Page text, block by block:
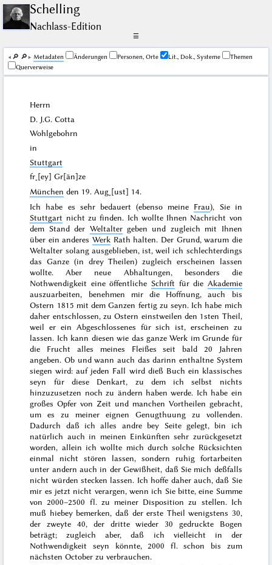
Schelling
Nachlass-Edition
☰
🔎︎ 🔎︎ Me­ta­da­ten Änderungen Personen, Orte Lit., Dok., Systeme
Themen
Querverweise
Herrn
D. J.G.Cotta
Wohlgebohrn
in
Stuttgart
fr˖[ey] Gr[än]ze
München den 19. Aug˖[ust] 14.
Ich habe es sehr bedauert (ebenso meine Frau), Sie in
Stuttgart nicht zu finden. Ich wollte Ihnen Nachricht von
dem Stand der Weltaltergeben und zugleich mit Ihnen
über ein anderesWerk Rath halten. Der Grund, warum die
Weltalter solang ausgeblieben, ist, weil ich schlechterdings
das Ganze (in drey Theilen) zugleich erscheinen lassen
wollte. Aber neue Abhaltungen, besonders die
Nothwendigkeit eine öffentliche Schrift für die Akademie
auszuarbeiten, benehmen mir die Hoffnung, auch bis
Ostern 1815 mit dem Ganzen fertig zu seyn. Ich habe mich
daher entschlossen, zu Ostern einstweilen den 1sten Theil,
weil er ein Abgeschlossenes für sich ist, erscheinen zu
lassen. Ich kann diesen wie das ganze Werk im Grunde für
die Frucht alles meines Fleißes seit bald 20 Jahren
angeben. Ob und wann auch das darinn enthaltne System
siegen wird: auf jeden Fall wird dieß Buch ein klassisches
seyn für diese Denkart, zu dem ich selbst nichts
hinzuzusetzen noch zu ändern haben werde. Ich habe ein
großes Opfer von Zeit und manchen Vortheilen gebracht,
um es zu meiner eignen Genugthuung zu vollenden.
Dadurch daß ich alles andre bey Seite gelegt, bin ich
natürlich auch in meinen Einkünften sehr zurückgesetzt
worden, allein ich wollte mich durch solche Rücksichten
einmal nicht stören lassen, sondern ruhig fortarbeiten
unter andern auch in derGewißheit, daß Sie mich deßfalls
nicht würden stecken lassen. Ich hoffe daher auch, daß Sie
mir es jetzt nicht verargen, wenn ich Sie bitte, eine Summe
von 2000–2500 fl. zu meiner Disposition zu stellen. Ich
muß hiebey bemerken, daß der erste Theil wenigstens 30,
der zweyte 40, der dritte wieder 30 gedruckte Bogen
beträgt; zugleich aber, daß ich vielleicht in der
Nothwendigkeit seyn könnte, 2000 fl. schon bis zum
nächsten October zu verbrauchen.